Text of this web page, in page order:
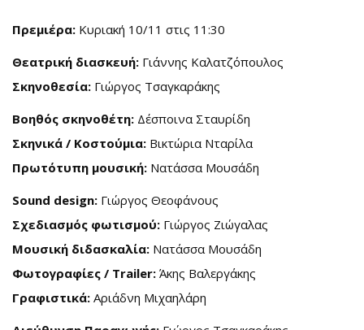
Πρεμιέρα: Κυριακή 10/11 στις 11:30
Θεατρική διασκευή: Γιάννης Καλατζόπουλος
Σκηνοθεσία: Γιώργος Τσαγκαράκης
Βοηθός σκηνοθέτη: Δέσποινα Σταυρίδη
Σκηνικά / Κοστούμια: Βικτώρια Νταρίλα
Πρωτότυπη μουσική: Νατάσσα Μουσάδη
Sound design: Γιώργος Θεοφάνους
Σχεδιασμός φωτισμού: Γιώργος Ζιώγαλας
Μουσική διδασκαλία: Νατάσσα Μουσάδη
Φωτογραφίες / Trailer: Άκης Βαλεργάκης
Γραφιστικά: Αριάδνη Μιχαηλάρη